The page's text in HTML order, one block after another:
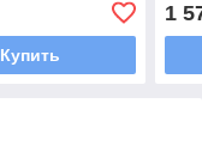
Купить
1